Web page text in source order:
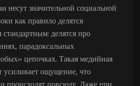
несут значительной социальной
как правило делятся
делятся про
парадоксальных
цепочках. Такая медийная
усиливает ощущение, что